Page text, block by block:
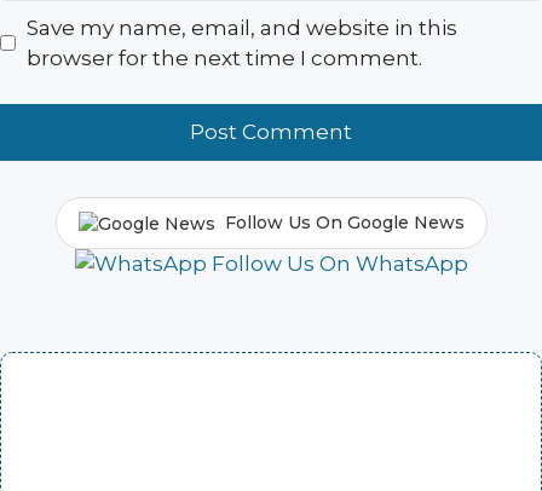
Save my name, email, and website in this
browser for the next time I comment.
Follow Us On Google News
Follow Us On WhatsApp